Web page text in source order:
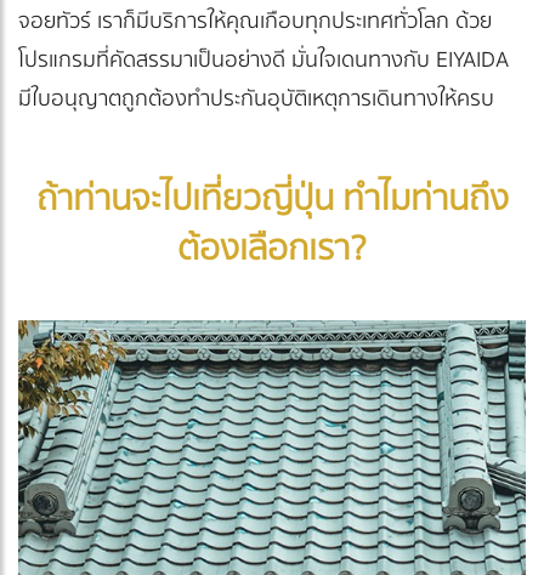
จอยทัวร์ เราก็มีบริการให้คุณเกือบทุกประเทศทั่วโลก ด้วย
โปรแกรมที่คัดสรรมาเป็นอย่างดี มั่นใจเดนทางกับ EIYAIDA
มีใบอนุญาตถูกต้องทำประกันอุบัติเหตุการเดินทางให้ครบ
ถ้าท่านจะไปเที่ยวญี่ปุ่น ทำไมท่านถึง
ต้องเลือกเรา?